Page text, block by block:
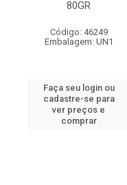
80GR
Código: 46249
Embalagem: UN1
Faça seu login ou
cadastre-se para
ver preços e
comprar